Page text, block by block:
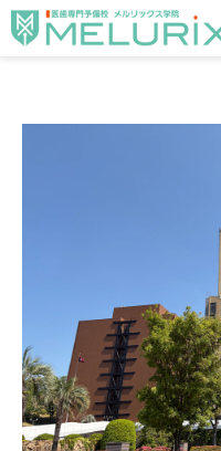
講師
医学部解答速報2026